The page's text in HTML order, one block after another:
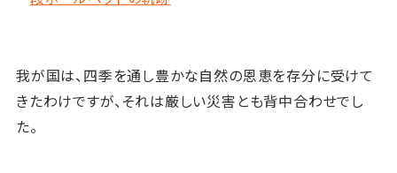
我が国は、四季を通し豊かな自然の恩恵を存分に受けて
きたわけですが、それは厳しい災害とも背中合わせでし
た。